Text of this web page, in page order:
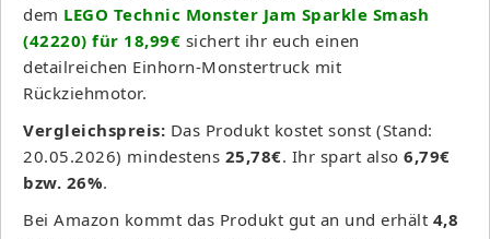
dem LEGO Technic Monster Jam Sparkle Smash
(42220) für 18,99€ sichert ihr euch einen
detailreichen Einhorn-Monstertruck mit
Rückziehmotor.
Vergleichspreis: Das Produkt kostet sonst (Stand:
20.05.2026) mindestens 25,78€. Ihr spart also 6,79€
bzw. 26%.
Bei Amazon kommt das Produkt gut an und erhält 4,8